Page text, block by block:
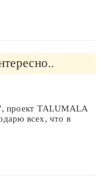
проект ТALUMALA
всех, что в